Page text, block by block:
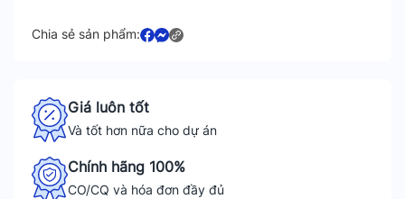
Chia sẻ sản phẩm:
Giá luôn tốt
Và tốt hơn nữa cho dự án
Chính hãng 100%
CO/CQ và hóa đơn đầy đủ